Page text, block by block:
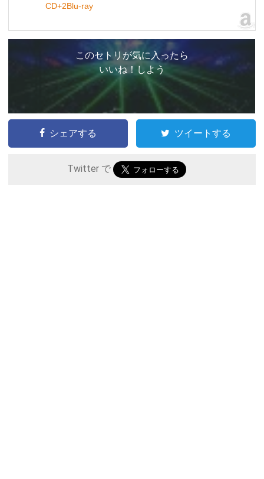
CD+2Blu-ray
このセトリが気に入ったら
いいね！しよう
シェアする ツイートする
Twitter で